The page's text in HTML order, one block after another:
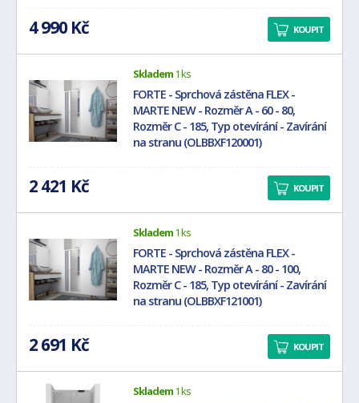
4 990 Kč KOUPIT
Skladem1 ks
FORTE - Sprchová zástěna FLEX -
MARTE NEW - Rozměr A - 60 - 80,
Rozměr C - 185, Typ otevírání - Zavírání
na stranu (OLBBXF120001)
2 421 Kč KOUPIT
Skladem1 ks
FORTE - Sprchová zástěna FLEX -
MARTE NEW - Rozměr A - 80 - 100,
Rozměr C - 185, Typ otevírání - Zavírání
na stranu (OLBBXF121001)
2 691 Kč KOUPIT
Skladem1 ks